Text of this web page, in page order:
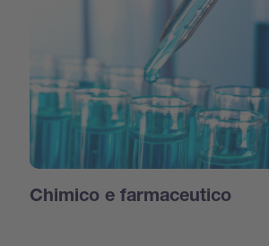
Chimico e farmaceutico